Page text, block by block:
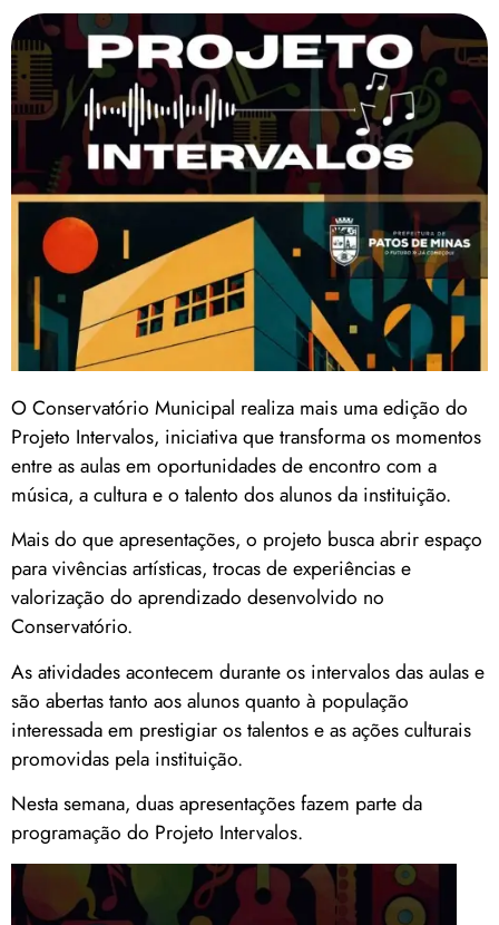
O Conservatório Municipal realiza mais uma edição do
Projeto Intervalos, iniciativa que transforma os momentos
entre as aulas em oportunidades de encontro com a
música, a cultura e o talento dos alunos da instituição.
Mais do que apresentações, o projeto busca abrir espaço
para vivências artísticas, trocas de experiências e
valorização do aprendizado desenvolvido no
Conservatório.
As atividades acontecem durante os intervalos das aulas e
são abertas tanto aos alunos quanto à população
interessada em prestigiar os talentos e as ações culturais
promovidas pela instituição.
Nesta semana, duas apresentações fazem parte da
programação do Projeto Intervalos.